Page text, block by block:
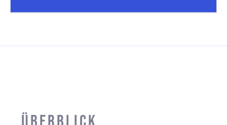
Überblick